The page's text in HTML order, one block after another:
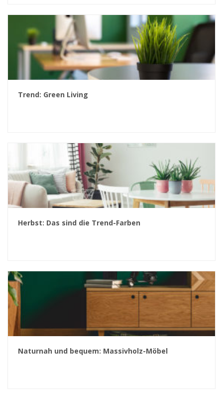
Trend: Green Living
Herbst: Das sind die Trend-Farben
Naturnah und bequem: Massivholz-Möbel